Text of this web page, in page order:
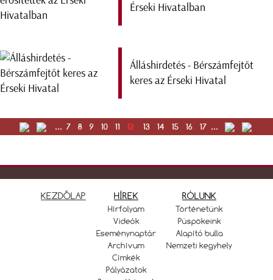
Érseki Hivatalban
Álláshirdetés - Bérszámfejtőt
keres az Érseki Hivatal
... 7 8 9 10 11 12 13 14 15 16 17 ...
KEZDŐLAP HÍREK
Hírfolyam
Videók
Eseménynaptár
Archívum
Címkék
Pályázatok
RÓLUNK
Történetünk
Püspökeink
Alapító bulla
Nemzeti kegyhely